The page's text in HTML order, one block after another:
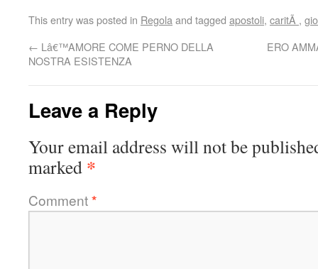
This entry was posted in Regola and tagged apostoli, caritÃ ,
← Lâ€™AMORE COME PERNO DELLA
NOSTRA ESISTENZA
ERO
Leave a Reply
Your email address will not be
marked *
Comment*